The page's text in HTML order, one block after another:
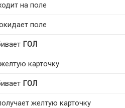
на поле
поле
ГОЛ
карточку
ГОЛ
желтую карточку